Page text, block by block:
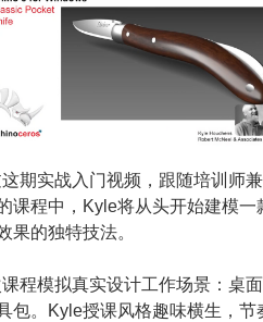
期实战入门视频，跟随培训师
课程中，Kyle将从头开始建模
果的独特技法。
程模拟真实设计工作场景：桌
包。Kyle授课风格趣味横生，